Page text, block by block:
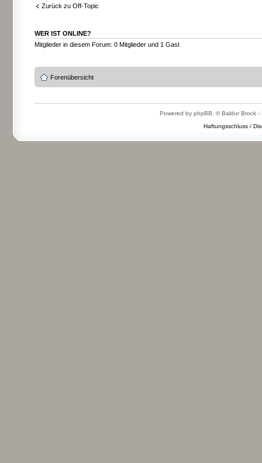
Zurück zu Off-Topic
WER IST ONLINE?
Mitglieder in diesem Forum: 0 Mitglieder und 1 Gast
Forenübersicht
Powered by phpBB, © Baldur Brock -
Haftungsschluss /